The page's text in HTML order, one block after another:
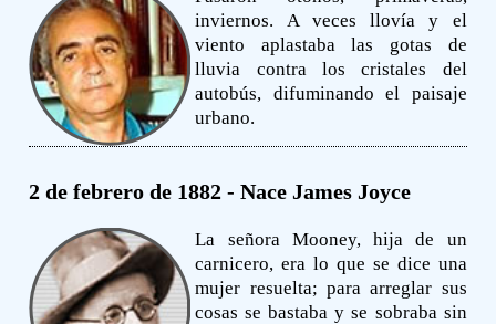
inviernos. A veces llovía y el
viento aplastaba las gotas de
lluvia contra los cristales del
autobús, difuminando el paisaje
urbano.
2 de febrero de 1882 - Nace James Joyce
La señora Mooney, hija de un
carnicero, era lo que se dice una
mujer resuelta; para arreglar sus
cosas se bastaba y se sobraba sin